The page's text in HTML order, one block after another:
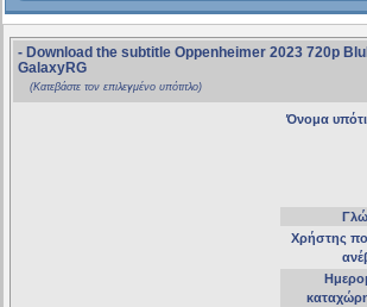
- Download the subtitle Oppenheimer 2023 720p
GalaxyRG
(Κατεβάστε τον επιλεγμένο υπότιτλο)
Όνομα
Χρήστης